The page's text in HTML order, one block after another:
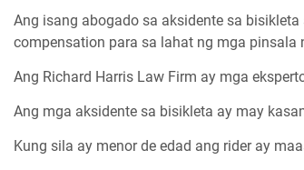
Ang isang abogado sa aksidente sa
compensation para sa lahat ng mga
Ang Richard Harris Law Firm ay mga
Ang mga aksidente sa bisikleta ay may
Kung sila ay menor de edad ang rider ay